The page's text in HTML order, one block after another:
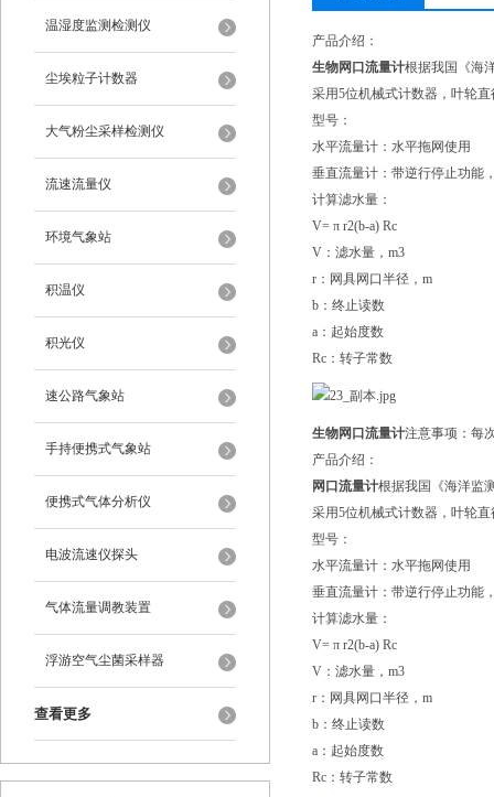
温湿度监测检测仪
尘埃粒子计数器
大气粉尘采样检测仪
流速流量仪
环境气象站
积温仪
积光仪
速公路气象站
手持便携式气象站
便携式气体分析仪
电波流速仪探头
气体流量调教装置
浮游空气尘菌采样器
查看更多
产品介绍：
生物网口流量计根据我国《海
采用5位机械式计数器，叶轮
型号：
水平流量计：水平拖网使用
垂直流量计：带逆行停止功能
计算滤水量：
V= π r2(b-a) Rc
V：滤水量，m3
r：网具网口半径，m
b：终止读数
a：起始度数
Rc：转子常数
生物网口流量计注意事项：每
产品介绍：
网口流量计根据我国《海洋监
采用5位机械式计数器，叶轮
型号：
水平流量计：水平拖网使用
垂直流量计：带逆行停止功能
计算滤水量：
V= π r2(b-a) Rc
V：滤水量，m3
r：网具网口半径，m
b：终止读数
a：起始度数
Rc：转子常数